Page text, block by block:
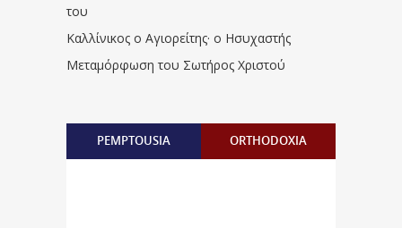
του
Καλλίνικος ο Αγιορείτης · ο Ησυχαστής
Μεταμόρφωση του Σωτήρος Χριστού
PEMPTOUSIA ORTHODOXIA